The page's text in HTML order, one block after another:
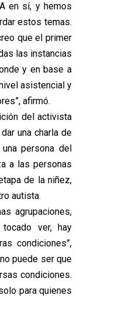
en sí, y hemos
estos temas.
que el primer
las instancias
y en base a
asistencial y
afirmó.
del activista
una charla de
persona del
a las personas
de la niñez,
autista.
agrupaciones,
ver, hay
condiciones”,
puede ser que
condiciones.
para quienes